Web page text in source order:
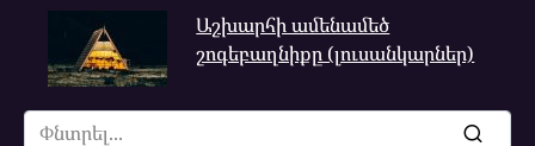
Աշխարհի ամենամեծ
շոգեբաղնիքը (լուսանկարներ)
Search